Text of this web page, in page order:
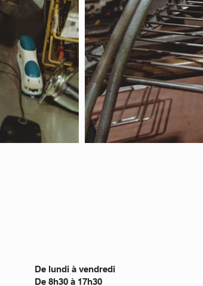
De lundi à vendredi
De 8h30 à 17h30